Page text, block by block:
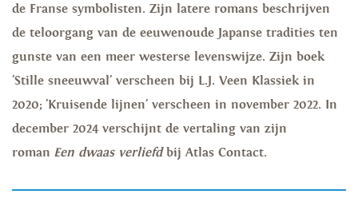
de Franse symbolisten. Zijn latere romans beschrijven
de teloorgang van de eeuwenoude Japanse tradities ten
gunste van een meer westerse levenswijze. Zijn boek
'Stille sneeuwval' verscheen bij L.J. Veen Klassiek in
2020; 'Kruisende lijnen' verscheen in november 2022. In
december 2024 verschijnt de vertaling van zijn
roman Een dwaas verliefdbij Atlas Contact.